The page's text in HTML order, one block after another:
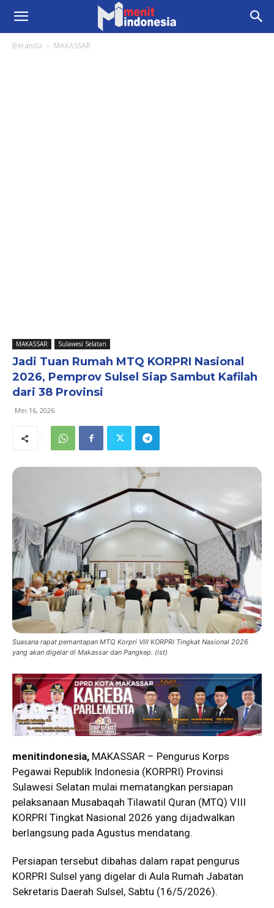
Beranda MAKASSAR
MAKASSAR Sulawesi Selatan
Jadi Tuan Rumah MTQ KORPRI Nasional
2026, Pemprov Sulsel Siap Sambut Kafilah
dari 38 Provinsi
Mei 16, 2026
Suasana rapat pemantapan MTQ Korpri VIII KORPRI Tingkat Nasional 2026
yang akan digelar di Makassar dan Pangkep. (ist)
menitindonesia, MAKASSAR – Pengurus Korps
Pegawai Republik Indonesia (KORPRI) Provinsi
Sulawesi Selatan mulai mematangkan persiapan
pelaksanaan Musabaqah Tilawatil Quran (MTQ) VIII
KORPRI Tingkat Nasional 2026 yang dijadwalkan
berlangsung pada Agustus mendatang.
Persiapan tersebut dibahas dalam rapat pengurus
KORPRI Sulsel yang digelar di Aula Rumah Jabatan
Sekretaris Daerah Sulsel, Sabtu (16/5/2026).